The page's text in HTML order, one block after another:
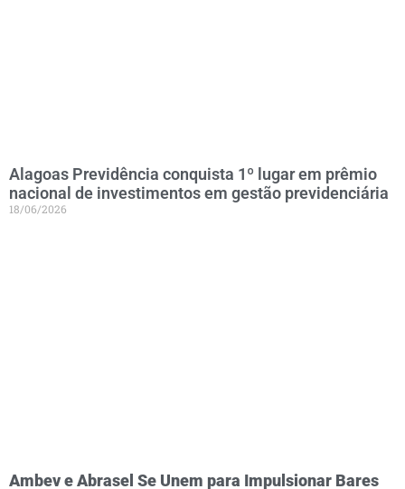
Alagoas Previdência conquista 1º lugar em prêmio
nacional de investimentos em gestão previdenciária
18/06/2026
Ambev e Abrasel Se Unem para Impulsionar Bares